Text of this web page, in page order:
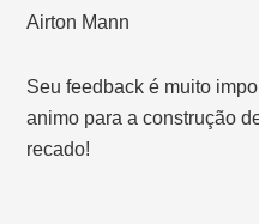
Airton Mann
Seu feedback é muito
animo para a construção
recado!